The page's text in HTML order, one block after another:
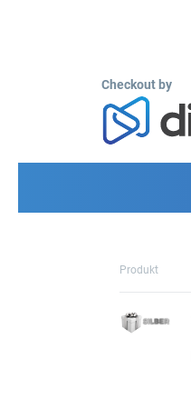
Checkout by
Produkt